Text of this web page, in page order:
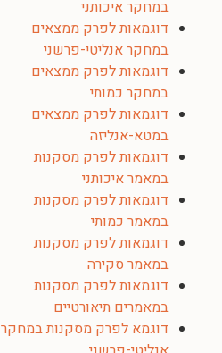
במחקר איכותני
דוגמאות לפרק ממצאים
במחקר אנליטי-פרשני
דוגמאות לפרק ממצאים
במחקר כמותי
דוגמאות לפרק ממצאים
במטא-אנליזה
דוגמאות לפרק מסקנות
במאמר איכותני
דוגמאות לפרק מסקנות
במאמר כמותי
דוגמאות לפרק מסקנות
במאמר סקירה
דוגמאות לפרק מסקנות
במאמרים תיאורטיים
דוגמא לפרק מסקנות במחקר